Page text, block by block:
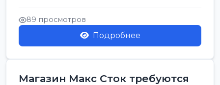
позицию возможна дом...
89 просмотров
Подробнее
Магазин Макс Сток требуются